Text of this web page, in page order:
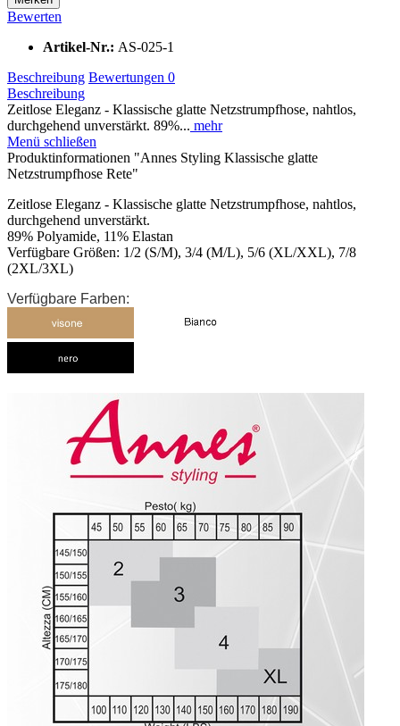
Bewerten
Artikel-Nr.: AS-025-1
Beschreibung Bewertungen 0
Beschreibung
Zeitlose Eleganz - Klassische glatte Netzstrumpfhose, nahtlos,
durchgehend unverstärkt. 89%... mehr
Menü schließen
Produktinformationen "Annes Styling Klassische glatte
Netzstrumpfhose Rete"
Zeitlose Eleganz - Klassische glatte Netzstrumpfhose, nahtlos,
durchgehend unverstärkt.
89% Polyamide, 11% Elastan
Verfügbare Größen: 1/2 (S/M), 3/4 (M/L), 5/6 (XL/XXL), 7/8
(2XL/3XL)
Verfügbare Farben: